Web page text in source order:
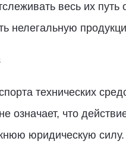
весь их путь
нелегальную
технических
означает, что
юридическую